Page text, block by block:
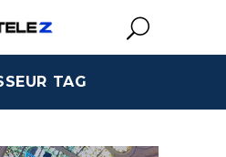
TAG